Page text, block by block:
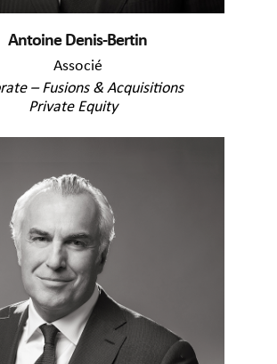
Antoine Denis-Bertin
Associé
– Fusions & Acquisitions
Private Equity